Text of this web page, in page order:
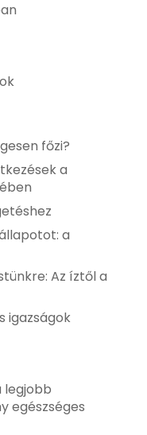
főzi?
a
a
Az íztől a
igazságok
legjobb
egészséges